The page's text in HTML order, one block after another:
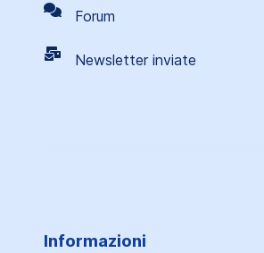
Forum
Newsletter inviate
Informazioni